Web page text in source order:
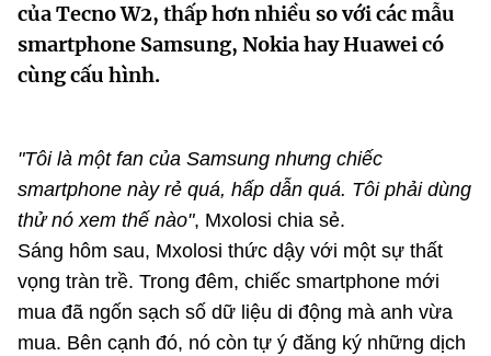
Lịch sử phát triển
Sở Khoa học và Công nghệ
Đổi mới sáng tạo
Chuyển đổi số
Sở hữu trí tuệ
Tiêu chuẩn, đo lường, chất lượng
Năng lượng nguyên tử
Tin tổng hợp
Hệ thống văn bản
Văn bản QPPL
Lấy ý kiến người dân về dự thảo VBQPPL
MST IOFFICE
Khoa học và Công nghệ
Đổi mới sáng tạo
Chuyển đổi số
Bưu chính, Viễn thông
Multimedia
THƯ ĐIỆN TỬ
Videos
của Tecno W2, thấp hơn nhiều so với các mẫu
smartphone Samsung, Nokia hay Huawei có
cùng cấu hình.
"Tôi là một fan của Samsung nhưng chiếc
smartphone này rẻ quá, hấp dẫn quá. Tôi phải dùng
thử nó xem thế nào", Mxolosi chia sẻ.
Sáng hôm sau, Mxolosi thức dậy với một sự thất
vọng tràn trề. Trong đêm, chiếc smartphone mới
mua đã ngốn sạch số dữ liệu di động mà anh vừa
mua. Bên cạnh đó, nó còn tự ý đăng ký những dịch